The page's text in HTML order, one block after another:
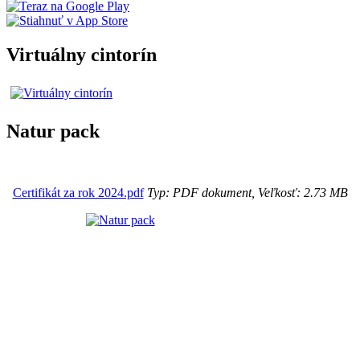
Virtuálny cintorín
Natur pack
Certifikát za rok 2024.pdfTyp: PDF dokument, Veľkosť: 2.73 MB